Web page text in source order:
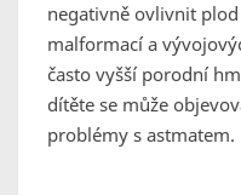
negativně ovlivnit
malformací a
často vyšší porodní
dítěte se může
problémy s astmatem.